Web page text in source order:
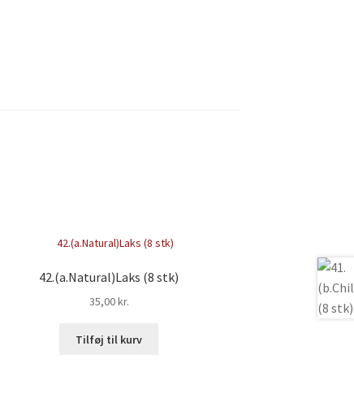
42.(a.Natural)Laks (8 stk)
35,00kr.
Tilføj til kurv